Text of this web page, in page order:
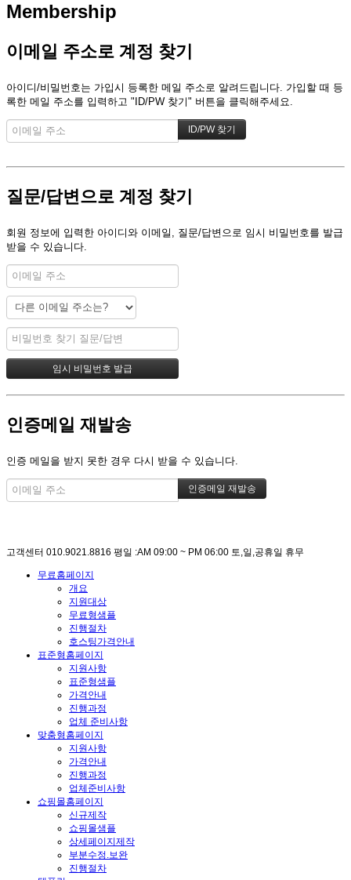
Membership
이메일 주소로 계정 찾기
아이디/비밀번호는 가입시 등록한 메일 주소로 알려드립니다. 가입할 때 등
록한 메일 주소를 입력하고 "ID/PW 찾기" 버튼을 클릭해주세요.
질문/답변으로 계정 찾기
회원 정보에 입력한 아이디와 이메일, 질문/답변으로 임시 비밀번호를 발급
받을 수 있습니다.
인증메일 재발송
인증 메일을 받지 못한 경우 다시 받을 수 있습니다.
고객센터 010.9021.8816 평일 :AM 09:00 ~ PM 06:00 토,일,공휴일 휴무
무료홈페이지
개요
지원대상
무료형샘플
진행절차
호스팅가격안내
표준형홈페이지
지원사항
표준형샘플
가격안내
진행과정
업체 준비사항
맞춤형홈페이지
지원사항
가격안내
진행과정
업체준비사항
쇼핑몰홈페이지
신규제작
쇼핑몰샘플
상세페이지제작
부분수정.보완
진행절차